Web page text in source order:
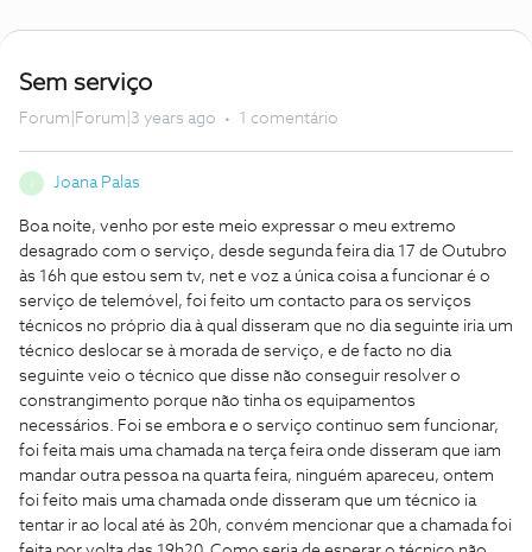
Sem serviço
Forum|Forum|3 years ago 1 comentário
Joana Palas
Boa noite, venho por este meio expressar o meu extremo
desagrado com o serviço, desde segunda feira dia 17 de Outubro
às 16h que estou sem tv, net e voz a única coisa a funcionar é o
serviço de telemóvel, foi feito um contacto para os serviços
técnicos no próprio dia à qual disseram que no dia seguinte iria um
técnico deslocar se à morada de serviço, e de facto no dia
seguinte veio o técnico que disse não conseguir resolver o
constrangimento porque não tinha os equipamentos
necessários. Foi se embora e o serviço continuo sem funcionar,
foi feita mais uma chamada na terça feira onde disseram que iam
mandar outra pessoa na quarta feira, ninguém apareceu, ontem
foi feito mais uma chamada onde disseram que um técnico ia
tentar ir ao local até às 20h, convém mencionar que a chamada foi